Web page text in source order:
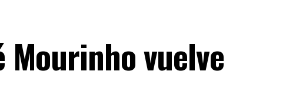
Mourinho vuelve